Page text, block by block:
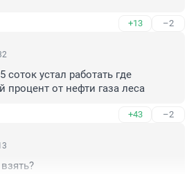
+13 –2
соток устал работать где
процент от нефти газа леса
+43 –2